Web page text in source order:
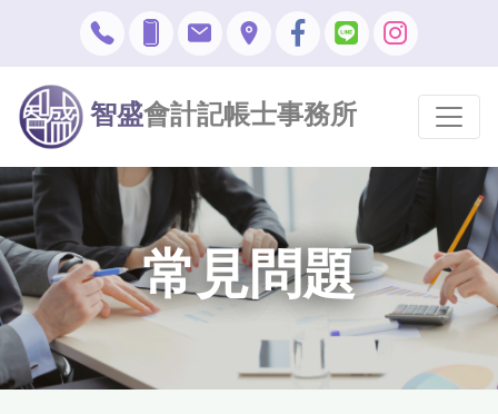
智盛會計記帳士事務所
常見問題